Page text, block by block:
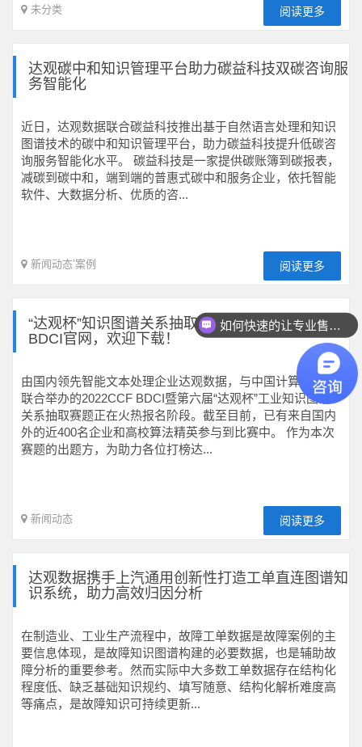
未分类 阅读更多
达观碳中和知识管理平台助力碳益科技双碳咨询服
务智能化
近日，达观数据联合碳益科技推出基于自然语言处理和知识
图谱技术的碳中和知识管理平台，助力碳益科技提升低碳咨
询服务智能化水平。 碳益科技是一家提供碳账簿到碳报表，
减碳到碳中和，端到端的普惠式碳中和服务企业，依托智能
软件、大数据分析、优质的咨...
新闻动态’案例 阅读更多
“达观杯”知识图谱关系抽取赛题baseline上线CCF
BDCI官网，欢迎下载！
由国内领先智能文本处理企业达观数据，与中国计算机学会
联合举办的2022CCF BDCI暨第六届“达观杯”工业知识图谱
关系抽取赛题正在火热报名阶段。截至目前，已有来自国内
外的近400名企业和高校算法精英参与到比赛中。 作为本次
赛题的出题方，为助力各位打榜达...
新闻动态 阅读更多
达观数据携手上汽通用创新性打造工单直连图谱知
识系统，助力高效归因分析
在制造业、工业生产流程中，故障工单数据是故障案例的主
要信息体现，是故障知识图谱构建的必要数据，也是辅助故
障分析的重要参考。然而实际中大多数工单数据存在结构化
程度低、缺乏基础知识规约、填写随意、结构化解析难度高
等痛点，是故障知识可持续更新...